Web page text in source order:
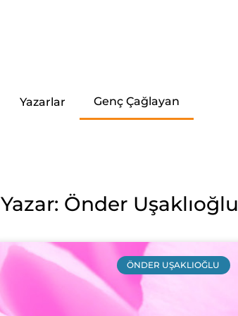
Yazarlar Genç Çağlayan
Yazar: Önder Uşaklıoğlu
ÖNDER UŞAKLIOĞLU